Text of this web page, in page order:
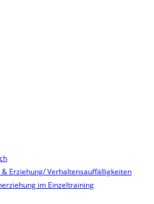
Erziehung/ Verhaltensauffälligkeiten
im Einzeltraining